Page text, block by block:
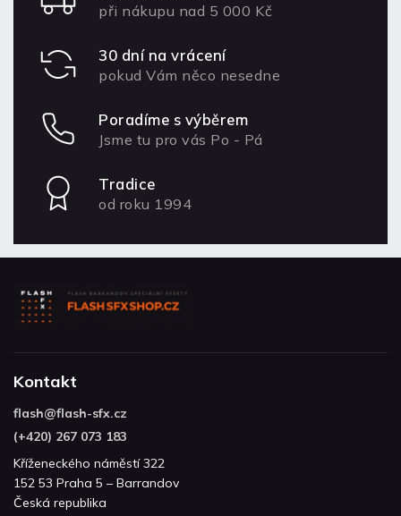
při nákupu nad 5 000 Kč
30 dní na vrácení
pokud Vám něco nesedne
Poradíme s výběrem
Jsme tu pro vás Po - Pá
Tradice
od roku 1994
Kontakt
flash@flash-sfx.cz
(+420) 267 073 183
Kříženeckého náměstí 322
152 53 Praha 5 – Barrandov
Česká republika